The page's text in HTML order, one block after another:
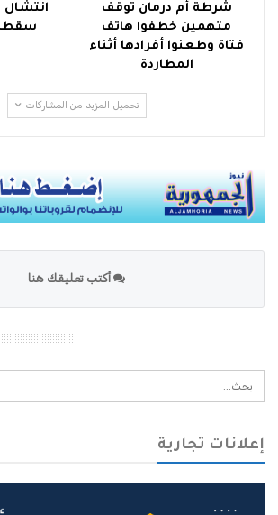
شرطة أم درمان توقف
متهمين خطفوا هاتف
فتاة وطعنوا أفرادها أثناء
المطاردة
سقطت
تحميل المزيد من المشاركات
أكتب تعليقك هنا
إعلانات تجارية